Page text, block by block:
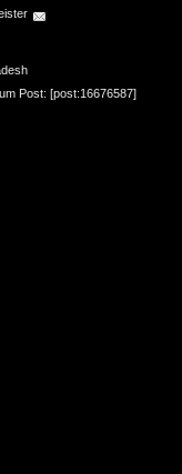
Post: [post:16676587]